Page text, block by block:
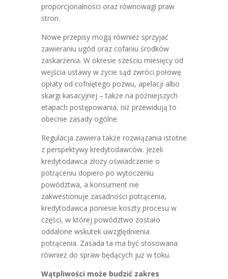
proporcjonalności oraz równowagi praw
stron.
Nowe przepisy mogą również sprzyjać
zawieraniu ugód oraz cofaniu środków
zaskarżenia. W okresie sześciu miesięcy od
wejścia ustawy w życie sąd zwróci połowę
opłaty od cofniętego pozwu, apelacji albo
skargi kasacyjnej – także na późniejszych
etapach postępowania, niż przewidują to
obecnie zasady ogólne.
Regulacja zawiera także rozwiązania istotne
z perspektywy kredytodawców. Jeżeli
kredytodawca złoży oświadczenie o
potrąceniu dopiero po wytoczeniu
powództwa, a konsument nie
zakwestionuje zasadności potrącenia,
kredytodawca poniesie koszty procesu w
części, w której powództwo zostało
oddalone wskutek uwzględnienia
potrącenia. Zasada ta ma być stosowana
również do spraw będących już w toku.
Wątpliwości może budzić zakres